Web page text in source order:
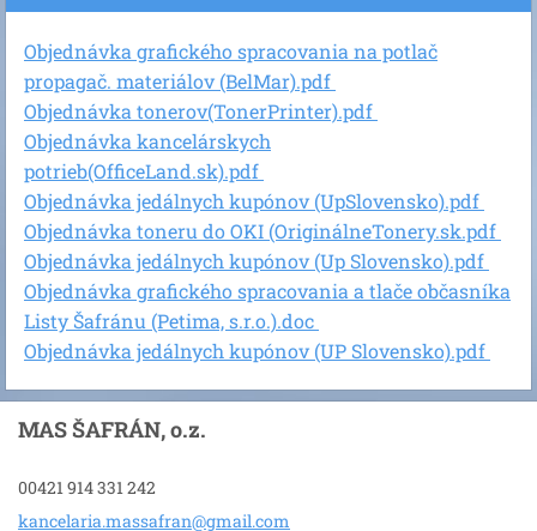
Objednávka grafického spracovania na potlač
propagač. materiálov (BelMar).pdf
Objednávka tonerov(TonerPrinter).pdf
Objednávka kancelárskych
potrieb(OfficeLand.sk).pdf
Objednávka jedálnych kupónov (UpSlovensko).pdf
Objednávka toneru do OKI (OriginálneTonery.sk.pdf
Objednávka jedálnych kupónov (Up Slovensko).pdf
Objednávka grafického spracovania a tlače občasníka
Listy Šafránu (Petima, s.r.o.).doc
Objednávka jedálnych kupónov (UP Slovensko).pdf
MAS ŠAFRÁN, o.z.
00421 914 331 242
kancelaria.massafran@gmail.com